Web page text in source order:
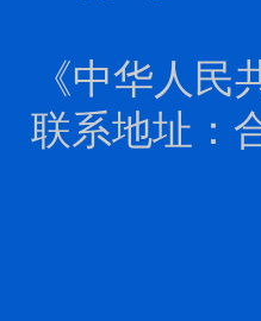
《中华人
联系地址：